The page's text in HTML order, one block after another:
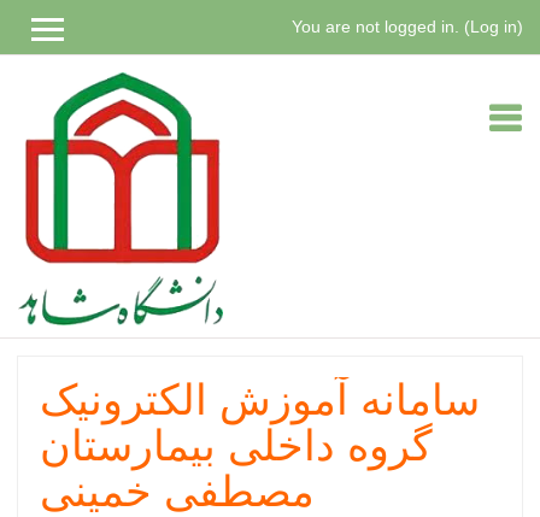
content
You are not logged in. (Log in)
سامانه آموزش الکترونیک
گروه داخلی بیمارستان
مصطفی خمینی